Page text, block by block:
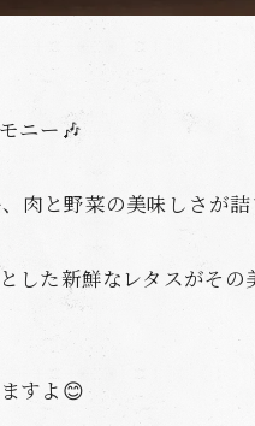
ニー🎶
と野菜の美味しさが詰
た新鮮なレタスがその
すよ😊